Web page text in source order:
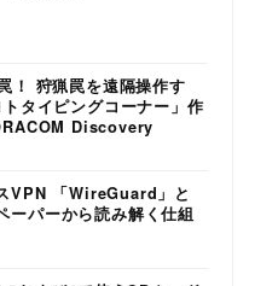
！ 狩猟罠を遠隔操作す
タイピングコーナー」作
Discovery
VPN 「WireGuard」と
ーパーから読み解く仕組